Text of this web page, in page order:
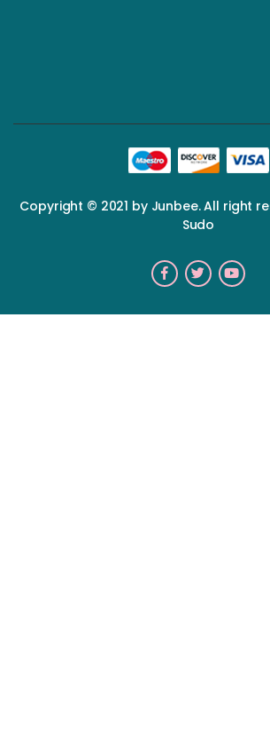
Sudo